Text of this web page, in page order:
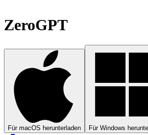
ZeroGPT
Für macOS herunterladen Für Windows